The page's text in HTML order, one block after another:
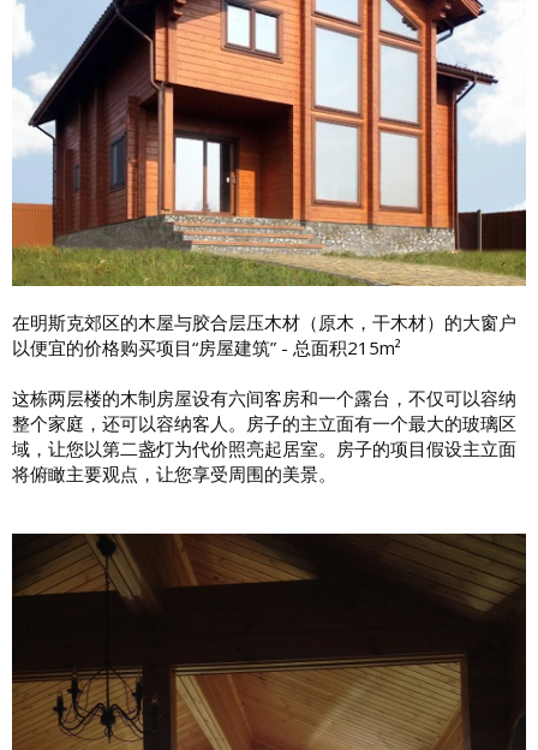
在明斯克郊区的木屋与胶合层压木材（原木，干木材）的大窗户
以便宜的价格购买项目“房屋建筑” - 总面积215m²
这栋两层楼的木制房屋设有六间客房和一个露台，不仅可以容纳
整个家庭，还可以容纳客人。房子的主立面有一个最大的玻璃区
域，让您以第二盏灯为代价照亮起居室。房子的项目假设主立面
将俯瞰主要观点，让您享受周围的美景。